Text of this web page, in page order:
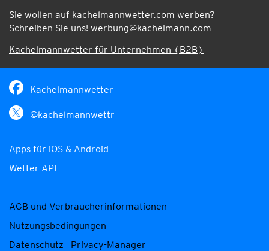
Sie wollen auf kachelmannwetter.com werben?
Schreiben Sie uns! werbung@kachelmann.com
Kachelmannwetter für Unternehmen (B2B)
Kachelmannwetter
@kachelmannwettr
Apps für iOS & Android
Wetter API
AGB und Verbraucherinformationen
Nutzungsbedingungen
Datenschutz
Privacy-Manager